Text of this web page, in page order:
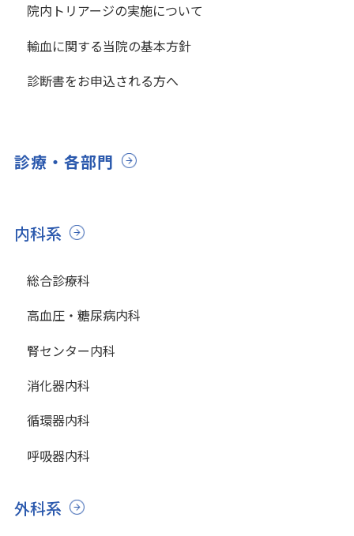
院内トリアージの実施について
輸血に関する当院の基本方針
診断書をお申込される方へ
診療・各部門
内科系
総合診療科
高血圧・糖尿病内科
腎センター内科
消化器内科
循環器内科
呼吸器内科
外科系